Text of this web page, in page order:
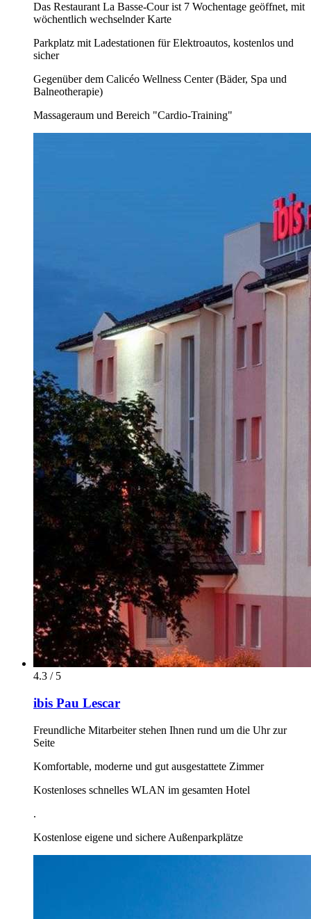
Das Restaurant La Basse-Cour ist 7 Wochentage geöffnet, mit
wöchentlich wechselnder Karte
Parkplatz mit Ladestationen für Elektroautos, kostenlos und
sicher
Gegenüber dem Calicéo Wellness Center (Bäder, Spa und
Balneotherapie)
Massageraum und Bereich "Cardio-Training"
4.3 / 5
ibis Pau Lescar
Freundliche Mitarbeiter stehen Ihnen rund um die Uhr zur
Seite
Komfortable, moderne und gut ausgestattete Zimmer
Kostenloses schnelles WLAN im gesamten Hotel
.
Kostenlose eigene und sichere Außenparkplätze